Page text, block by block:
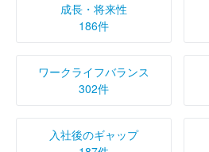
成長・将来性
186件
ワークライフバランス
302件
入社後のギャップ